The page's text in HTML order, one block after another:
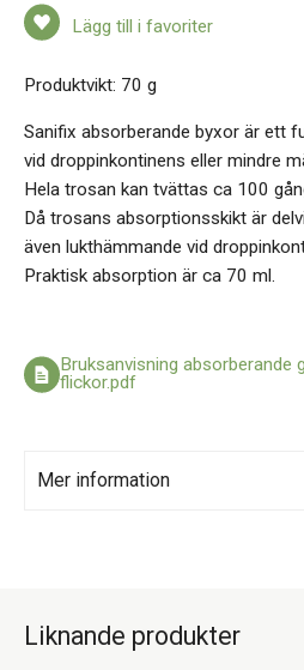
Lägg till i favoriter
Produktvikt: 70 g
Sanifix absorberande byxor är ett
vid droppinkontinens eller mindre
Hela trosan kan tvättas ca 100
Då trosans absorptionsskikt är
även lukthämmande vid
Praktisk absorption är ca 70 ml.
Bruksanvisning absorberande
flickor.pdf
Mer information
Midjeomfång (cm): 60-80
Material: 95% bomull, 5%
Liknande produkter